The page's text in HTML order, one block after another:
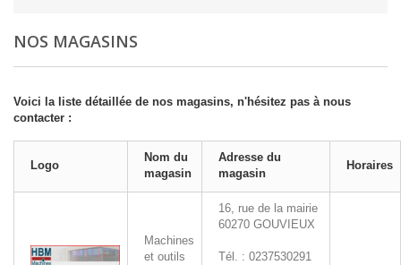
NOS MAGASINS
Voici la liste détaillée de nos magasins, n'hésitez pas à nous
contacter :
Logo
Nom du
magasin
Adresse du
magasin
Horaires
Machines
et outils
16, rue de la mairie
60270 GOUVIEUX
Tél. : 0237530291